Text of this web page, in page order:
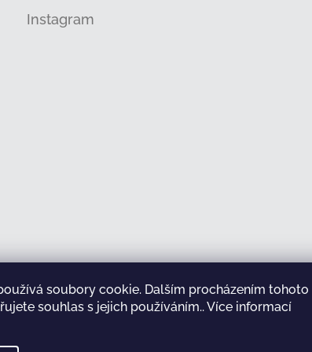
soubory cookie. Dalším procházením tohoto
souhlas s jejich používáním.. Více informací
Instagram
Sledovat na Instagramu